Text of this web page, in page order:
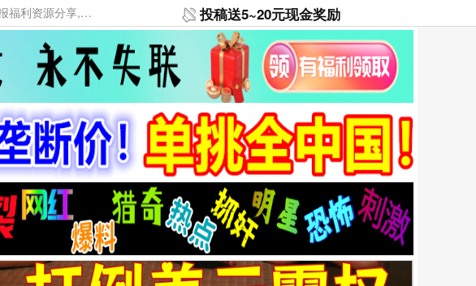
本网站提供资源工具下载，大老表资源工具，大表哥资源网软件工具，大老表资源下载，活动线报福利资源分享,活动线报，大型网游经典游戏，网络热门技术游戏辅助交流与分享。 投稿送5~20元现金奖励